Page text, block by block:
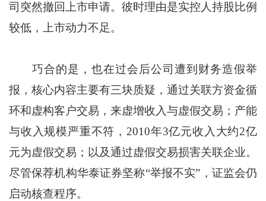
司突然撤回上市申请。彼时理由是实控人持股比例
较低，上市动力不足。
巧合的是，也在过会后公司遭到财务造假举
报，核心内容主要有三块质疑，通过关联方资金循
环和虚构客户交易，来虚增收入与虚假交易；产能
与收入规模严重不符，2010年3亿元收入大约2亿
元为虚假交易；以及通过虚假交易损害关联企业。
尽管保荐机构华泰证券坚称“举报不实”，证监会仍
启动核查程序。